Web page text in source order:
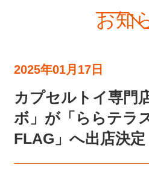
お知
2025年01月17日
カプセルトイ専門
ボ」が「ららテラ
FLAG」へ出店決定